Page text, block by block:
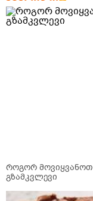
როგორ
გზამკვლევი